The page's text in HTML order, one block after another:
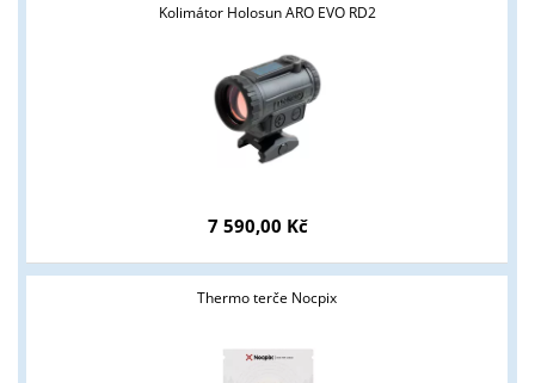
Kolimátor Holosun ARO EVO RD2
7 590,00 Kč
Thermo terče Nocpix